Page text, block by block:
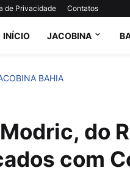
de Privacidade Contatos
INÍCIO JACOBINA
do
com